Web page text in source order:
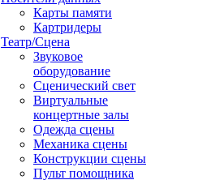
Карты памяти
Картридеры
Театр/Сцена
Звуковое
оборудование
Сценический свет
Виртуальные
концертные залы
Одежда сцены
Механика сцены
Конструкции сцены
Пульт помощника